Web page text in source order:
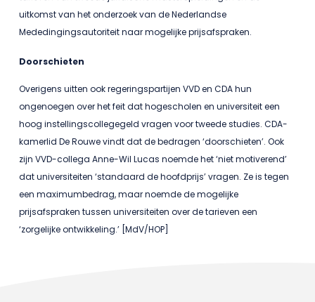
uitkomst van het onderzoek van de Nederlandse
Mededingingsautoriteit naar mogelijke prijsafspraken.
Doorschieten
Overigens uitten ook regeringspartijen VVD en CDA hun
ongenoegen over het feit dat hogescholen en universiteit een
hoog instellingscollegegeld vragen voor tweede studies. CDA-
kamerlid De Rouwe vindt dat de bedragen ‘doorschieten’. Ook
zijn VVD-collega Anne-Wil Lucas noemde het ‘niet motiverend’
dat universiteiten ‘standaard de hoofdprijs’ vragen. Ze is tegen
een maximumbedrag, maar noemde de mogelijke
prijsafspraken tussen universiteiten over de tarieven een
‘zorgelijke ontwikkeling.’ [MdV/HOP]